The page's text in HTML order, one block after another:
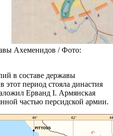
Ахеменидов / Фото:
в составе державы
период стояла династия
Ерванд I. Армянская
частью персидской армии.